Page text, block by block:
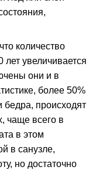
количество
увеличивается
они и в
более 50%
происходят
чаще всего в
в этом
в санузле,
но достаточно